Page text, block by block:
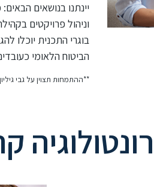
יינתנו בנושאים הבאים:
וניהול פרויקטים
בוגרי התכנית יוכלו
הביטוח הלאומי
**ההתמחות תצוין על גבי